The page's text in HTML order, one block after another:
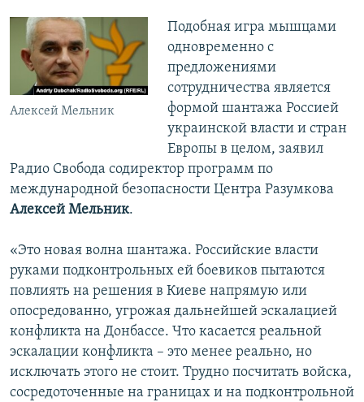
Алексей Мельник
Подобная игра мышцами
одновременно с
предложениями
сотрудничества является
формой шантажа Россией
украинской власти и стран
Европы в целом, заявил
Радио Свобода содиректор программ по
международной безопасности Центра Разумкова
Алексей Мельник.
«Это новая волна шантажа. Российские власти
руками подконтрольных ей боевиков пытаются
повлиять на решения в Киеве напрямую или
опосредованно, угрожая дальнейшей эскалацией
конфликта на Донбассе. Что касается реальной
эскалации конфликта – это менее реально, но
исключать этого не стоит. Трудно посчитать войска,
сосредоточенные на границах и на подконтрольной